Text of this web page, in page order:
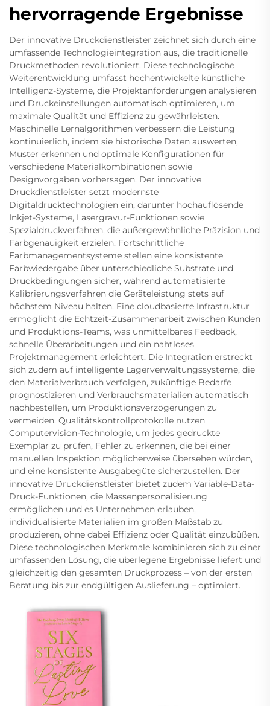
hervorragende Ergebnisse
Der innovative Druckdienstleister zeichnet sich durch eine
umfassende Technologieintegration aus, die traditionelle
Druckmethoden revolutioniert. Diese technologische
Weiterentwicklung umfasst hochentwickelte künstliche
Intelligenz-Systeme, die Projektanforderungen analysieren
und Druckeinstellungen automatisch optimieren, um
maximale Qualität und Effizienz zu gewährleisten.
Maschinelle Lernalgorithmen verbessern die Leistung
kontinuierlich, indem sie historische Daten auswerten,
Muster erkennen und optimale Konfigurationen für
verschiedene Materialkombinationen sowie
Designvorgaben vorhersagen. Der innovative
Druckdienstleister setzt modernste
Digitaldrucktechnologien ein, darunter hochauflösende
Inkjet-Systeme, Lasergravur-Funktionen sowie
Spezialdruckverfahren, die außergewöhnliche Präzision und
Farbgenauigkeit erzielen. Fortschrittliche
Farbmanagementsysteme stellen eine konsistente
Farbwiedergabe über unterschiedliche Substrate und
Druckbedingungen sicher, während automatisierte
Kalibrierungsverfahren die Geräteleistung stets auf
höchstem Niveau halten. Eine cloudbasierte Infrastruktur
ermöglicht die Echtzeit-Zusammenarbeit zwischen Kunden
und Produktions-Teams, was unmittelbares Feedback,
schnelle Überarbeitungen und ein nahtloses
Projektmanagement erleichtert. Die Integration erstreckt
sich zudem auf intelligente Lagerverwaltungssysteme, die
den Materialverbrauch verfolgen, zukünftige Bedarfe
prognostizieren und Verbrauchsmaterialien automatisch
nachbestellen, um Produktionsverzögerungen zu
vermeiden. Qualitätskontrollprotokolle nutzen
Computervision-Technologie, um jedes gedruckte
Exemplar zu prüfen, Fehler zu erkennen, die bei einer
manuellen Inspektion möglicherweise übersehen würden,
und eine konsistente Ausgabegüte sicherzustellen. Der
innovative Druckdienstleister bietet zudem Variable-Data-
Druck-Funktionen, die Massenpersonalisierung
ermöglichen und es Unternehmen erlauben,
individualisierte Materialien im großen Maßstab zu
produzieren, ohne dabei Effizienz oder Qualität einzubüßen.
Diese technologischen Merkmale kombinieren sich zu einer
umfassenden Lösung, die überlegene Ergebnisse liefert und
gleichzeitig den gesamten Druckprozess – von der ersten
Beratung bis zur endgültigen Auslieferung – optimiert.